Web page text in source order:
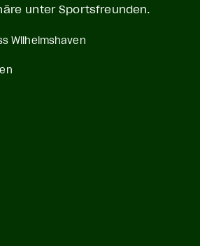
unter Sportsfreunden.
Wilhelmshaven